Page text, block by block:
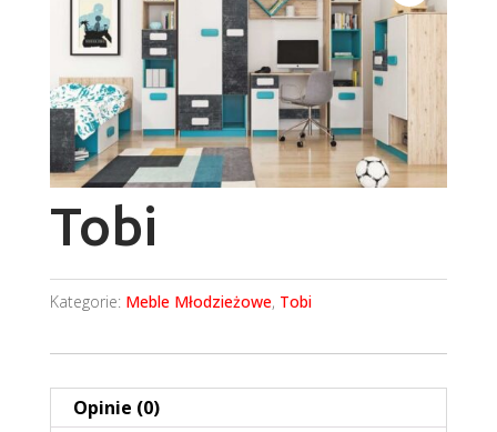
Tobi
Kategorie: Meble Młodzieżowe, Tobi
Opinie (0)